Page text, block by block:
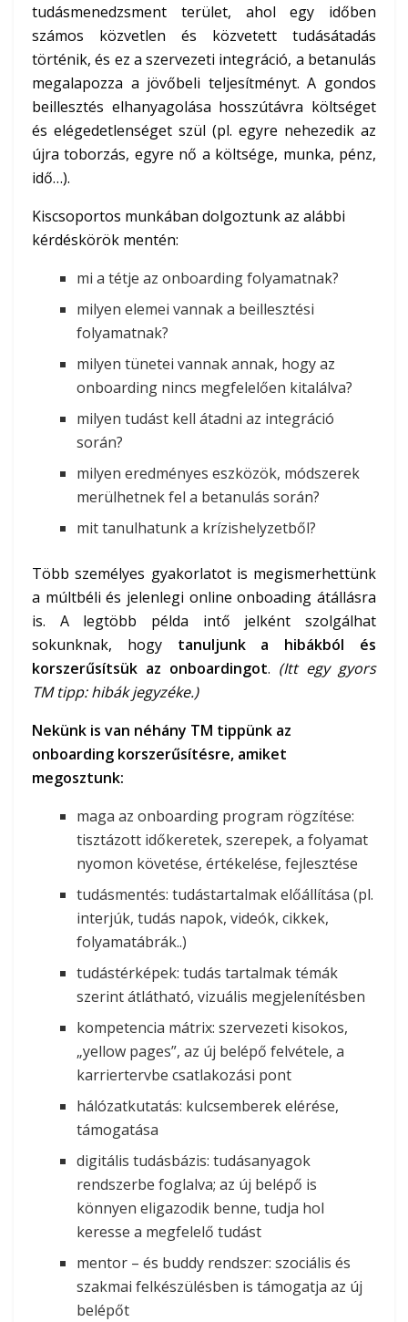
tudásmenedzsment terület, ahol egy időben
számos közvetlen és közvetett tudásátadás
történik, és ez a szervezeti integráció, a betanulás
megalapozza a jövőbeli teljesítményt. A gondos
beillesztés elhanyagolása hosszútávra költséget
és elégedetlenséget szül (pl. egyre nehezedik az
újra toborzás, egyre nő a költsége, munka, pénz,
idő…).
Kiscsoportos munkában dolgoztunk az alábbi
kérdéskörök mentén:
mi a tétje az onboarding folyamatnak?
milyen elemei vannak a beillesztési
folyamatnak?
milyen tünetei vannak annak, hogy az
onboarding nincs megfelelően kitalálva?
milyen tudást kell átadni az integráció
során?
milyen eredményes eszközök, módszerek
merülhetnek fel a betanulás során?
mit tanulhatunk a krízishelyzetből?
Több személyes gyakorlatot is megismerhettünk
a múltbéli és jelenlegi online onboading átállásra
is. A legtöbb példa intő jelként szolgálhat
sokunknak, hogy tanuljunk a hibákból és
korszerűsítsük az onboardingot. (Itt egy gyors
TM tipp: hibák jegyzéke.)
Nekünk is van néhány TM tippünk az
onboarding korszerűsítésre, amiket
megosztunk:
maga az onboarding program rögzítése:
tisztázott időkeretek, szerepek, a folyamat
nyomon követése, értékelése, fejlesztése
tudásmentés: tudástartalmak előállítása (pl.
interjúk, tudás napok, videók, cikkek,
folyamatábrák..)
tudástérképek: tudás tartalmak témák
szerint átlátható, vizuális megjelenítésben
kompetencia mátrix: szervezeti kisokos,
„yellow pages”, az új belépő felvétele, a
karriertervbe csatlakozási pont
hálózatkutatás: kulcsemberek elérése,
támogatása
digitális tudásbázis: tudásanyagok
rendszerbe foglalva; az új belépő is
könnyen eligazodik benne, tudja hol
keresse a megfelelő tudást
mentor – és buddy rendszer: szociális és
szakmai felkészülésben is támogatja az új
belépőt